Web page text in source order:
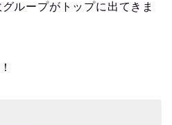
ループがトップに出てきま